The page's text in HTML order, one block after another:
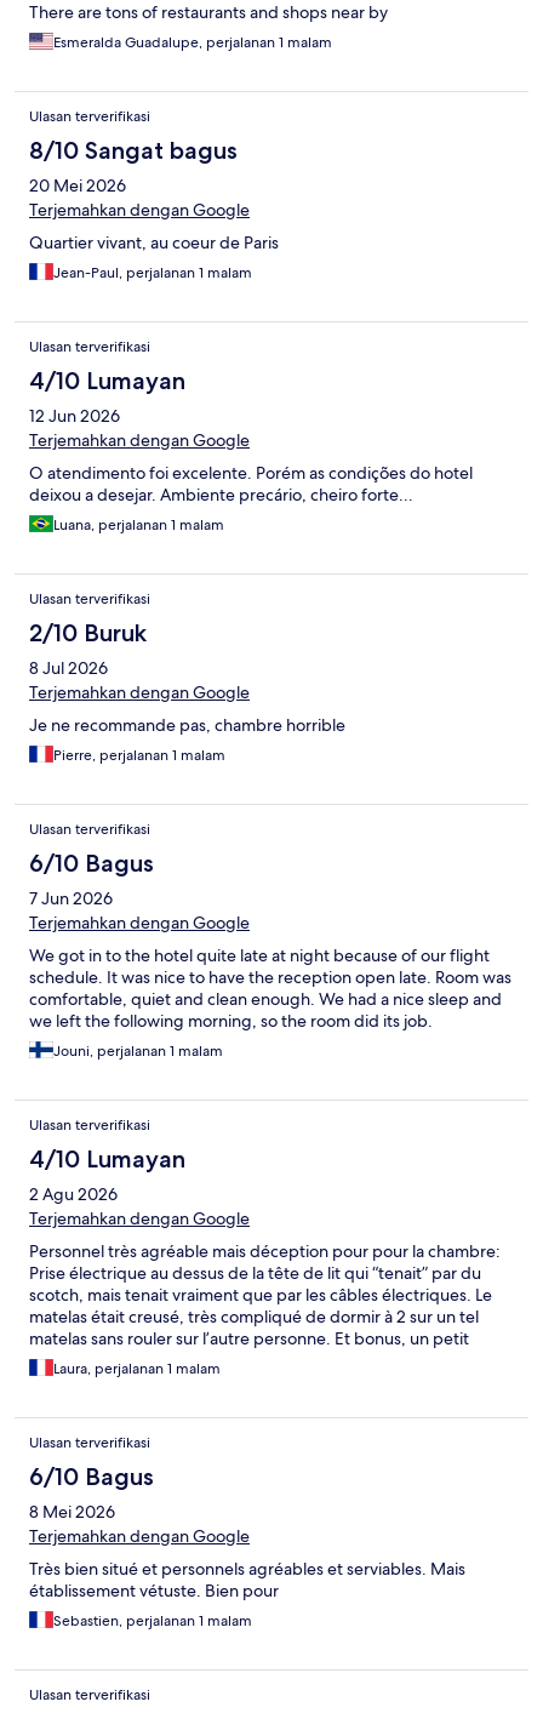
There are tons of restaurants and shops near by
Esmeralda Guadalupe, perjalanan 1 malam
Ulasan terverifikasi
8/10 Sangat bagus
20 Mei 2026
Terjemahkan dengan Google
Quartier vivant, au coeur de Paris
Jean-Paul, perjalanan 1 malam
Ulasan terverifikasi
4/10 Lumayan
12 Jun 2026
Terjemahkan dengan Google
O atendimento foi excelente. Porém as condições do hotel
deixou a desejar. Ambiente precário, cheiro forte...
Luana, perjalanan 1 malam
Ulasan terverifikasi
2/10 Buruk
8 Jul 2026
Terjemahkan dengan Google
Je ne recommande pas, chambre horrible
Pierre, perjalanan 1 malam
Ulasan terverifikasi
6/10 Bagus
7 Jun 2026
Terjemahkan dengan Google
We got in to the hotel quite late at night because of our flight
schedule. It was nice to have the reception open late. Room was
comfortable, quiet and clean enough. We had a nice sleep and
we left the following morning, so the room did its job.
Jouni, perjalanan 1 malam
Ulasan terverifikasi
4/10 Lumayan
2 Agu 2026
Terjemahkan dengan Google
Personnel très agréable mais déception pour pour la chambre:
Prise électrique au dessus de la tête de lit qui “tenait” par du
scotch, mais tenait vraiment que par les câbles électriques. Le
matelas était creusé, très compliqué de dormir à 2 sur un tel
matelas sans rouler sur l’autre personne. Et bonus, un petit
cafard en entrant dans la chambre le soir.
Laura, perjalanan 1 malam
Ulasan terverifikasi
6/10 Bagus
8 Mei 2026
Terjemahkan dengan Google
Très bien situé et personnels agréables et serviables. Mais
établissement vétuste. Bien pour
Sebastien, perjalanan 1 malam
Ulasan terverifikasi